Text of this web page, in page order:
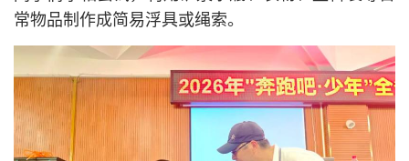
常物品制作成简易浮具或绳索。